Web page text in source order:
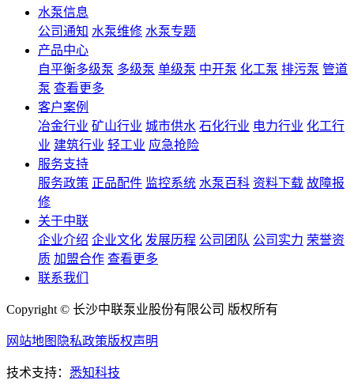
水泵信息
公司通知 水泵维修 水泵专题
产品中心
自平衡多级泵 多级泵 单级泵 中开泵 化工泵 排污泵 管道
泵 查看更多
客户案例
冶金行业 矿山行业 城市供水 石化行业 电力行业 化工行
业 建筑行业 轻工业 应急抢险
服务支持
服务政策 正品配件 监控系统 水泵百科 资料下载 故障报
修
关于中联
企业介绍 企业文化 发展历程 公司团队 公司实力 荣誉资
质 加盟合作 查看更多
联系我们
Copyright © 长沙中联泵业股份有限公司 版权所有
网站地图 隐私政策版权声明
技术支持： 悉知科技